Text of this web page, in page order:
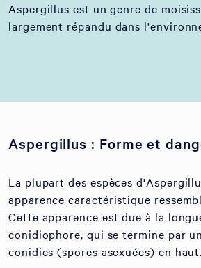
Aspergillus est un genre de
largement répandu dans
Aspergillus : Forme et
La plupart des espèces
apparence caractéristique
Cette apparence est due à la
conidiophore, qui se termine par
conidies (spores asexuées) en haut.